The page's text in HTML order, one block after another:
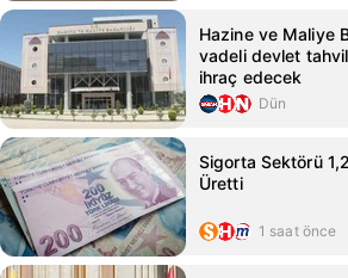
Hazine ve Maliye
vadeli devlet
ihraç edecek
Dün
Sigorta Sektörü
Üretti
1 saat önce